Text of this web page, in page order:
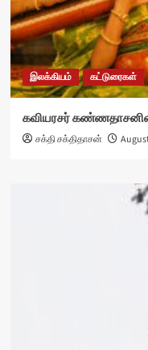
இலக்கியம் கட்டுரைகள்
கவியரசர்
சக்தி சக்திதாசன்